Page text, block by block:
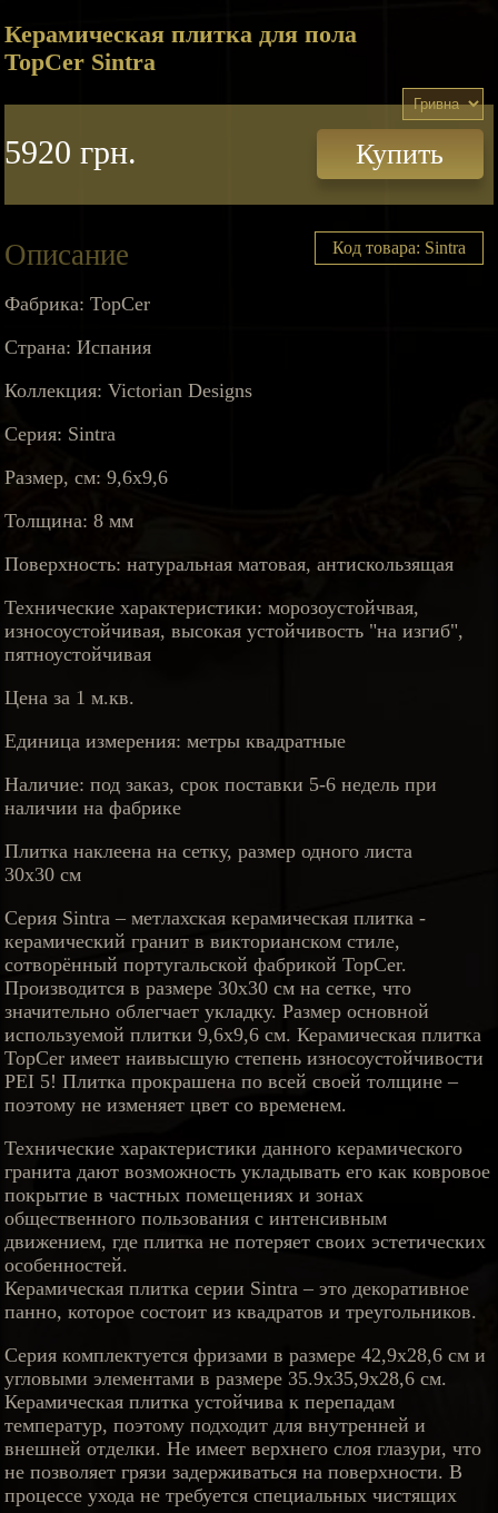
Керамическая плитка для пола
TopCer Sintra
5920 грн. Купить
Описание Код товара: Sintra
Фабрика: TopCer
Страна: Испания
Коллекция: Victorian Designs
Серия: Sintra
Размер, см: 9,6х9,6
Толщина: 8 мм
Поверхность: натуральная матовая, антискользящая
Технические характеристики: морозоустойчвая,
износоустойчивая, высокая устойчивость "на изгиб",
пятноустойчивая
Цена за 1 м.кв.
Единица измерения: метры квадратные
Наличие: под заказ, срок поставки 5-6 недель при
наличии на фабрике
Плитка наклеена на сетку, размер одного листа
30х30 см
Серия Sintra – метлахская керамическая плитка -
керамический гранит в викторианском стиле,
сотворённый португальской фабрикой TopCer.
Производится в размере 30х30 см на сетке, что
значительно облегчает укладку. Размер основной
используемой плитки 9,6х9,6 см. Керамическая плитка
TopCer имеет наивысшую степень износоустойчивости
PEI 5! Плитка прокрашена по всей своей толщине –
поэтому не изменяет цвет со временем.
Технические характеристики данного керамического
гранита дают возможность укладывать его как ковровое
покрытие в частных помещениях и зонах
общественного пользования с интенсивным
движением, где плитка не потеряет своих эстетических
особенностей.
Керамическая плитка серии Sintra – это декоративное
панно, которое состоит из квадратов и треугольников.
Серия комплектуется фризами в размере 42,9х28,6 см и
угловыми элементами в размере 35.9х35,9х28,6 см.
Керамическая плитка устойчива к перепадам
температур, поэтому подходит для внутренней и
внешней отделки. Не имеет верхнего слоя глазури, что
не позволяет грязи задерживаться на поверхности. В
процессе ухода не требуется специальных чистящих